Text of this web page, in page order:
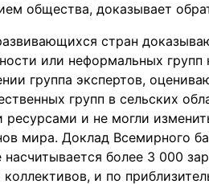
общества, доказывает
стран
или неформальных групп
группа экспертов,
групп в сельских
и не могли
мира. Доклад Всемирного
более 3 000
и по